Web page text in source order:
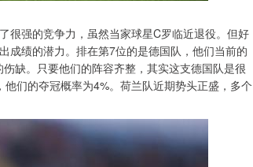
很强的竞争力，虽然当家球星C罗临近退役。但好
成绩的潜力。排在第7位的是德国队，他们当前的
缺。只要他们的阵容齐整，其实这支德国队是很
们的夺冠概率为4%。荷兰队近期势头正盛，多个